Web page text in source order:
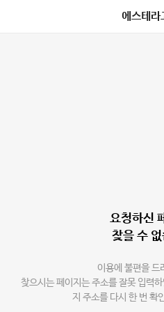
에스테라
요청하신
찾을 수
이용에 불편을 드
찾으시는 페이지는 주소를 잘못 입력
지 주소를 다시 한 번 확